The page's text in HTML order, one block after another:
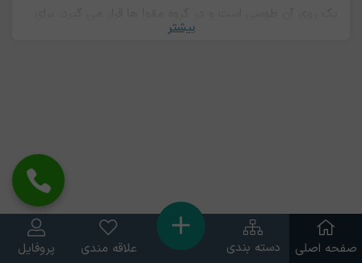
تولید آن از الیاف و تراشه های چوبی استفاده می شود. این کاغذ
گرافیکی هم‌ کاربرد دارد. علاوه بر این، برای جلد کتاب‌ها، طراحی
پوستر و طراحی کارت ویزیت گرافیکی، ساخت مجسمه نیز
استفاده می شود. این کاغذ هم از قابلیت بازیافت برخوردار است
و ضایعات آن دارای ارزش هستند
بیشتر
صفحه اصلی دسته بندی علاقه مندی پروفایل